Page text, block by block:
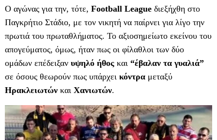
Ο αγώνας για την, τότε, Football League διεξήχθη στο
Παγκρήτιο Στάδιο, με τον νικητή να παίρνει για λίγο την
πρωτιά του πρωταθλήματος. Το αξιοσημείωτο εκείνου του
απογεύματος, όμως, ήταν πως οι φίλαθλοι των δύο
ομάδων επέδειξαν υψηλό ήθος και “έβαλαν τα γυαλιά”
σε όσους θεωρούν πως υπάρχει κόντρα μεταξύ
Ηρακλειωτών και Χανιωτών.